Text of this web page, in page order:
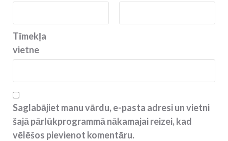
Tīmekļa
vietne
Saglabājiet manu vārdu, e-pasta adresi un vietni
šajā pārlūkprogrammā nākamajai reizei, kad
vēlēšos pievienot komentāru.